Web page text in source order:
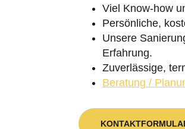
Viel Know-how
Persönliche,
Unsere
Erfahrung.
Zuverlässige,
Beratung /